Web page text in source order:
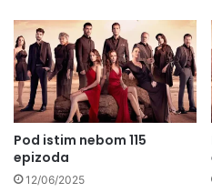
Pod istim nebom 115
epizoda
12/06/2025